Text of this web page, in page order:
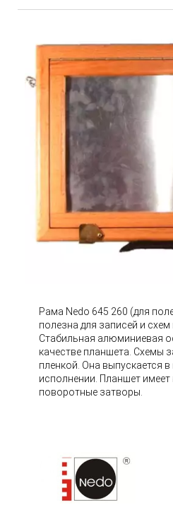
Рама Nedo 645 260 (для
полезна для записей и
Стабильная алюминиевая
качестве планшета. Схемы
пленкой. Она выпускается
исполнении. Планшет имеет
поворотные затворы.